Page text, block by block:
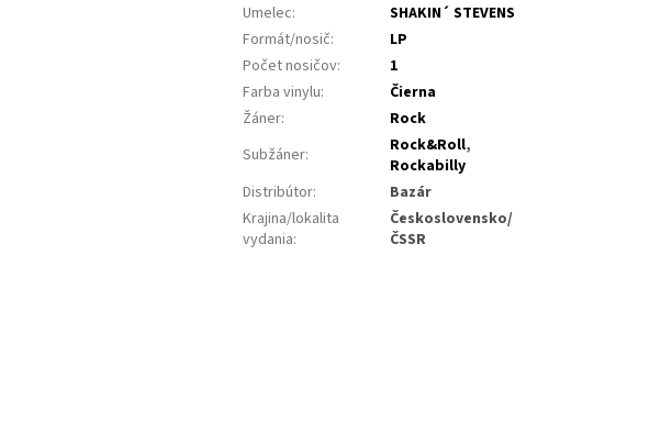
Umelec:
SHAKIN´ STEVENS
Formát/nosič:
LP
Počet nosičov:
1
Farba vinylu:
Čierna
Žáner:
Rock
Subžáner: Rock&Roll,
Rockabilly
Distribútor:
Bazár
Krajina/lokalita
vydania:
Československo/
ČSSR